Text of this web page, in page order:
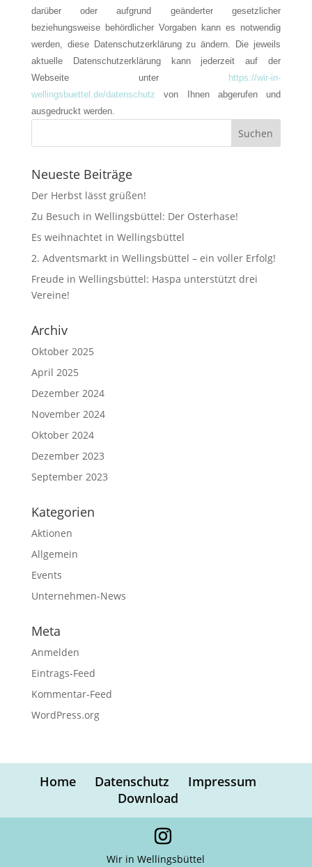
darüber oder aufgrund geänderter gesetzlicher
beziehungsweise behördlicher Vorgaben kann es notwendig
werden, diese Datenschutzerklärung zu ändern. Die jeweils
aktuelle Datenschutzerklärung kann jederzeit auf der
Webseite unter
https://wir-in-
wellingsbuettel.de/datenschutz
von Ihnen abgerufen und
ausgedruckt werden.
Neueste Beiträge
Der Herbst lässt grüßen!
Zu Besuch in Wellingsbüttel: Der Osterhase!
Es weihnachtet in Wellingsbüttel
2. Adventsmarkt in Wellingsbüttel – ein voller Erfolg!
Freude in Wellingsbüttel: Haspa unterstützt drei
Vereine!
Archiv
Oktober 2025
April 2025
Dezember 2024
November 2024
Oktober 2024
Dezember 2023
September 2023
Kategorien
Aktionen
Allgemein
Events
Unternehmen-News
Meta
Anmelden
Eintrags-Feed
Kommentar-Feed
WordPress.org
Home Datenschutz
Impressum
Download
Wir in Wellingsbüttel